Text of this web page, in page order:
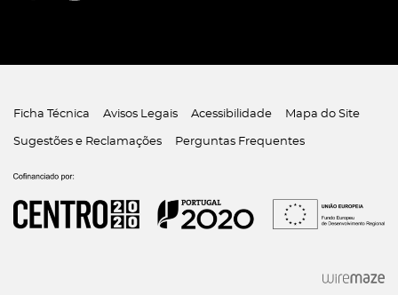
Ficha Técnica Avisos Legais Acessibilidade Mapa do Site
Sugestões e Reclamações Perguntas Frequentes